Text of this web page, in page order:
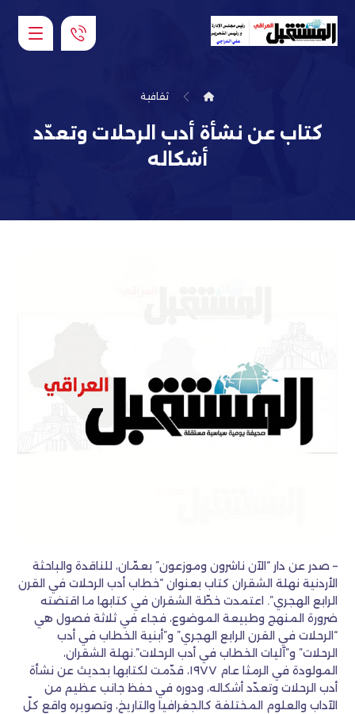
ثقافية
كتاب عن نشأة أدب الرحلات وتعدّد
أشكاله
– صدر عن دار “الآن ناشرون وموزعون” بعمّان، للناقدة والباحثة
الأردنية نهلة الشقران كتاب بعنوان “خطاب أدب الرحلات في القرن
الرابع الهجري”. اعتمدت خطّة الشقران في كتابها ما اقتضته
ضرورة المنهج وطبيعة الموضوع، فجاء في ثلاثة فصول هي
“الرحلات في القرن الرابع الهجري” و”أبنية الخطاب في أدب
الرحلات” و”آليات الخطاب في أدب الرحلات”.نهلة الشقران،
المولودة في الرمثا عام ١٩٧٧، قدّمت لكتابها بحديث عن نشأة
أدب الرحلات وتعدّد أشكاله، ودوره في حفظ جانب عظيم من
الآداب والعلوم المختلفة كالجغرافيا والتاريخ، وتصويره واقع كلّ